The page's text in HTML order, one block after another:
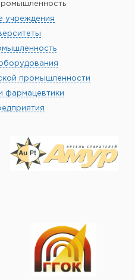
учреждения
промышленности
фармацевтики